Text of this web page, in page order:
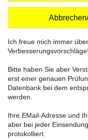
Ich freue mich immer
Verbesserungsvorschläge!
Bitte haben Sie aber
erst einer genauen
Datenbank bei dem
werden.
Ihre EMail-Adresse und
aber bei jeder
protokolliert.